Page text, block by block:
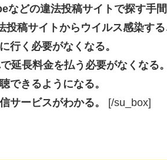
どの違法投稿サイトで探す手間
稿サイトからウイルス感染する
行く必要がなくなる。
延長料金を払う必要がなくなる。
できるようになる。
サービスがわかる。
[/su_box]